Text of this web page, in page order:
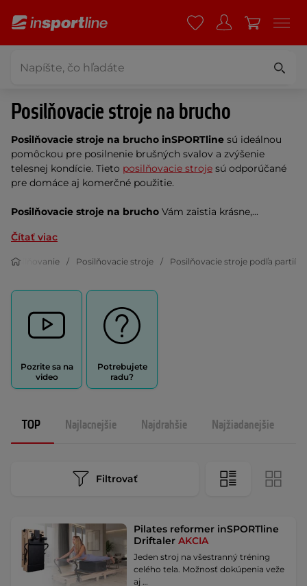
Posilňovacie stroje na brucho
Posilňovacie stroje na brucho inSPORTline sú ideálnou
pomôckou pre posilnenie brušných svalov a zvýšenie
telesnej kondície. Tieto posilňovacie stroje sú odporúčané
pre domáce aj komerčné použitie.
Posilňovacie stroje na brucho Vám zaistia krásne,...
Čítať viac
Posilňovanie Posilňovacie stroje Posilňovacie stroje podľa partií
Pozrite sa na
video
Potrebujete
radu?
TOP Najlacnejšie Najdrahšie Najžiadanejšie
Filtrovať
Pilates reformer inSPORTline
DriftalerAKCIA
Jeden stroj na všestranný tréning
celého tela. Možnosť dokúpenia veže
aj …